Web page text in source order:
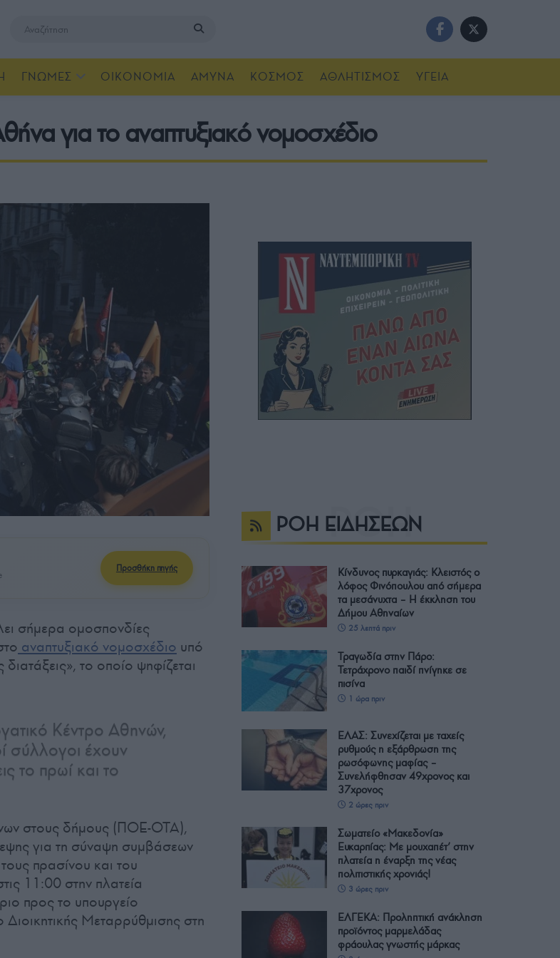
ΓΝΩΜΕΣ ΟΙΚΟΝΟΜΙΑ ΑΜΥΝΑ ΚΟΣΜΟΣ ΑΘΛΗΤΙΣΜΟΣ ΥΓΕΙΑ
για το αναπτυξιακό νομοσχέδιο
Προσθήκη πηγής
σήμερα ομοσπονδίες
αναπτυξιακό νομοσχέδιο υπό
το οποίο ψηφίζεται
Κέντρο Αθηνών,
σύλλογοι έχουν
το πρωί και το
στους δήμους (ΠΟΕ-ΟΤΑ),
για τη σύναψη συμβάσεων
πρασίνου και του
11:00 στην πλατεία
προς το υπουργείο
Μεταρρύθμισης στη
ΡΟΗ ΕΙΔΗΣΕΩΝ
Κίνδυνος πυρκαγιάς: Κλειστός ο
λόφος Φινόπουλου από σήμερα
τα μεσάνυχτα – Η έκκληση του
Δήμου Αθηναίων
25 λεπτά πριν
Τραγωδία στην Πάρο:
Τετράχρονο παιδί πνίγηκε σε
πισίνα
1 ώρα πριν
ΕΛΑΣ: Συνεχίζεται με ταχείς
ρυθμούς η εξάρθρωση της
ρωσόφωνης μαφίας –
Συνελήφθησαν 49χρονος και
37χρονος
2 ώρες πριν
Σωματείο «Μακεδονία»
Ευκαρπίας: Με μουχαπέτ’ στην
πλατεία η έναρξη της νέας
πολιτιστικής χρονιάς!
3 ώρες πριν
ΕΛΓΕΚΑ: Προληπτική ανάκληση
προϊόντος μαρμελάδας
φράουλας γνωστής μάρκας